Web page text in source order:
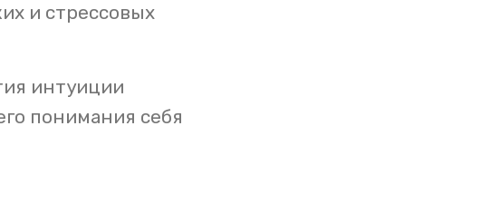
и стрессовых
интуиции
понимания себя